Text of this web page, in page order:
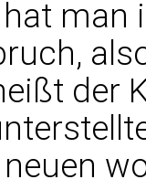
der